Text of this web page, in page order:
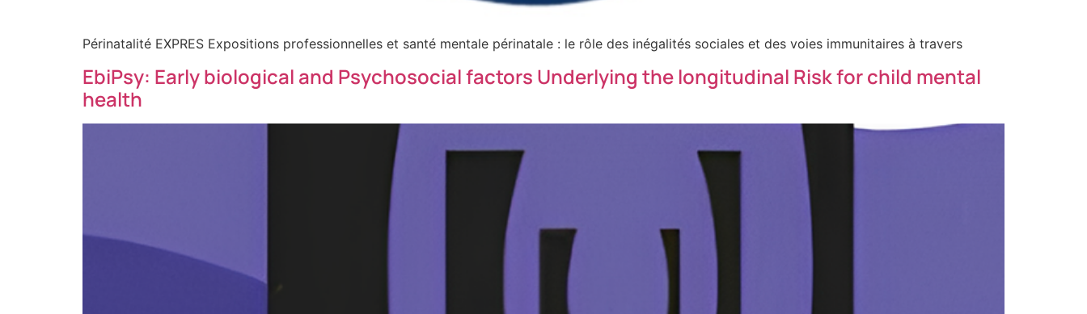
Périnatalité EXPRES Expositions professionnelles et santé mentale périnatale : le rôle des inégalités sociales et des voies immunitaires à travers
EbiPsy: Early biological and Psychosocial factors Underlying the longitudinal Risk for child mental
health